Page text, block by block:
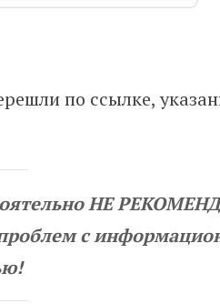
по ссылке,
НЕ
с